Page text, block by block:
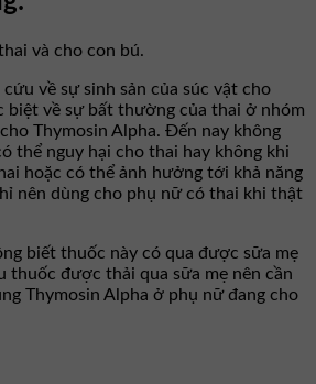
và cho con bú.
về sự sinh sản của súc vật cho
biệt về sự bất thường của thai ở nhóm
Thymosin Alpha. Đến nay không
thể nguy hại cho thai hay không khi
hoặc có thể ảnh hưởng tới khả năng
nên dùng cho phụ nữ có thai khi thật
biết thuốc này có qua được sữa mẹ
thuốc được thải qua sữa mẹ nên cần
Thymosin Alpha ở phụ nữ đang cho